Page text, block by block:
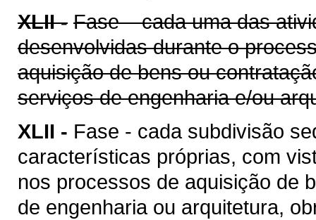
XLII - Fase – cada uma das
desenvolvidas durante o
aquisição de bens ou
serviços de engenharia e/ou
XLII - Fase - cada subdivisão
características próprias, com
nos processos de aquisição de
de engenharia ou arquitetura,